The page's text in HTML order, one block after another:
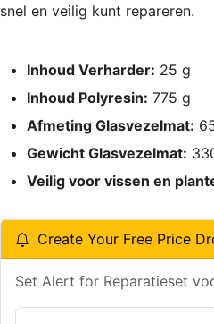
snel en veilig kunt repareren.
Inhoud Verharder: 25 g
Inhoud Polyresin: 775 g
Afmeting Glasvezelmat:
Gewicht Glasvezelmat:
Veilig voor vissen en
Create Your Free Price
Set Alert for Reparatieset